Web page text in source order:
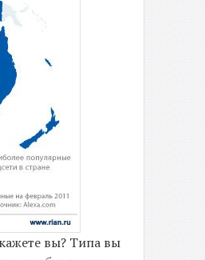
вы? Типа вы